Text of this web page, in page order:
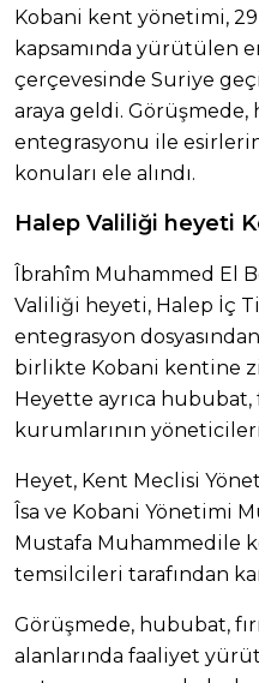
Kobani kent yönetimi, 29
kapsamında yürütülen
çerçevesinde Suriye
araya geldi.
entegrasyonu ile esirlerin
konuları ele alındı.
Halep Valiliği heyeti
Îbrahîm Muhammed El
Valiliği heyeti, Halep İç
entegrasyon
birlikte Kobani kentine
Heyette ayrıca hububat,
kurumlarının
Heyet, Kent Meclisi
Îsa ve Kobani Yönetimi
Mustafa Muhammedile
temsilcileri tarafından
Görüşmede, hububat,
alanlarında faaliyet